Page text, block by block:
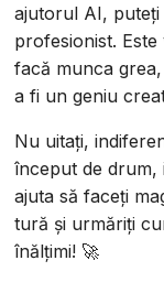
ajutorul AI,
profesionist.
facă munca
a fi un geniu
Nu uitați,
început de drum,
ajuta să faceți
tură și urmăriți
înălțimi! 🚀